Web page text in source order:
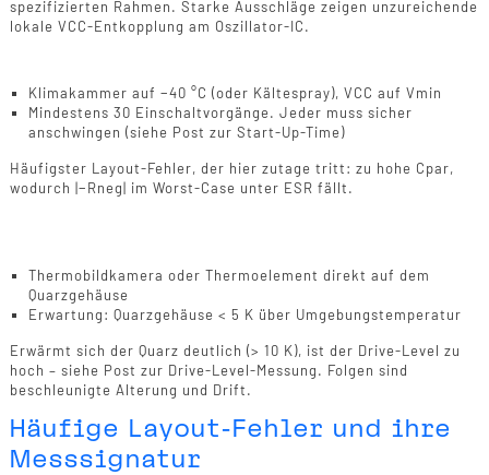
spezifizierten Rahmen. Starke Ausschläge zeigen unzureichende
lokale VCC-Entkopplung am Oszillator-IC.
Klimakammer auf −40 °C (oder Kältespray), VCC auf Vmin
Mindestens 30 Einschaltvorgänge. Jeder muss sicher
anschwingen (siehe Post zur Start-Up-Time)
Häufigster Layout-Fehler, der hier zutage tritt: zu hohe Cpar,
wodurch |−Rneg| im Worst-Case unter ESR fällt.
Thermobildkamera oder Thermoelement direkt auf dem
Quarzgehäuse
Erwartung: Quarzgehäuse < 5 K über Umgebungstemperatur
Erwärmt sich der Quarz deutlich (> 10 K), ist der Drive-Level zu
hoch – siehe Post zur Drive-Level-Messung. Folgen sind
beschleunigte Alterung und Drift.
Häufige Layout-Fehler und ihre
Messsignatur